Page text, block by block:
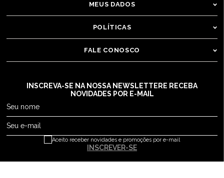
MEUS DADOS
POLÍTICAS
FALE CONOSCO
INSCREVA-SE NA NOSSA NEWSLETTERE RECEBA
NOVIDADES POR E-MAIL
Seu nome
Seu e-mail
INSCREVER-SE
Aceito receber novidades e promoções por e-mail